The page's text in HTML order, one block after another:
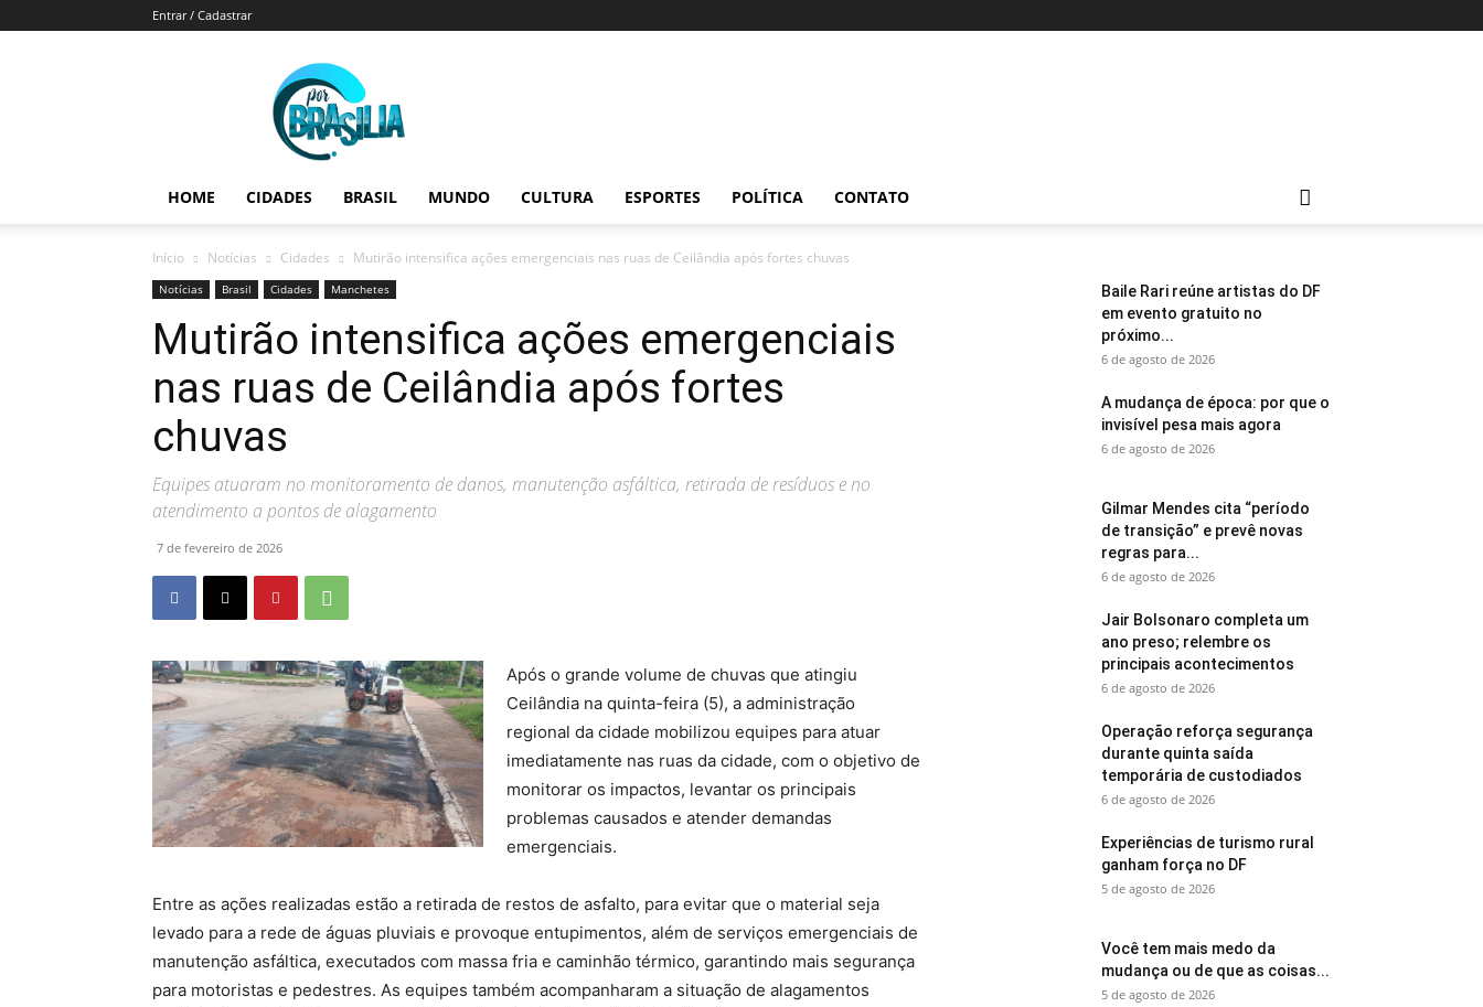
Entrar / Cadastrar
Por
Brasília
HOME CIDADES BRASIL MUNDO CULTURA ESPORTES POLÍTICA CONTATO
Início Notícias Cidades Mutirão intensifica ações emergenciais nas ruas de Ceilândia após fortes chuvas
Notícias Brasil Cidades Manchetes
Mutirão intensifica ações emergenciais
nas ruas de Ceilândia após fortes
chuvas
Equipes atuaram no monitoramento de danos, manutenção asfáltica, retirada de resíduos e no
atendimento a pontos de alagamento
7 de fevereiro de 2026
Após o grande volume de chuvas que atingiu
Ceilândia na quinta-feira (5), a administração
regional da cidade mobilizou equipes para atuar
imediatamente nas ruas da cidade, com o objetivo de
monitorar os impactos, levantar os principais
problemas causados e atender demandas
emergenciais.
Entre as ações realizadas estão a retirada de restos de asfalto, para evitar que o material seja
levado para a rede de águas pluviais e provoque entupimentos, além de serviços emergenciais de
manutenção asfáltica, executados com massa fria e caminhão térmico, garantindo mais segurança
para motoristas e pedestres. As equipes também acompanharam a situação de alagamentos
Baile Rari reúne artistas do DF
em evento gratuito no
próximo...
6 de agosto de 2026
A mudança de época: por que o
invisível pesa mais agora
6 de agosto de 2026
Gilmar Mendes cita “período
de transição” e prevê novas
regras para...
6 de agosto de 2026
Jair Bolsonaro completa um
ano preso; relembre os
principais acontecimentos
6 de agosto de 2026
Operação reforça segurança
durante quinta saída
temporária de custodiados
6 de agosto de 2026
Experiências de turismo rural
ganham força no DF
5 de agosto de 2026
Você tem mais medo da
mudança ou de que as coisas...
5 de agosto de 2026